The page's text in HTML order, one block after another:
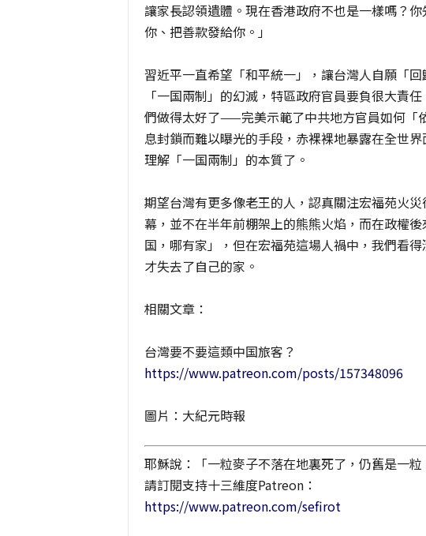
讓家長認領遺體。現在香港政府不也是一樣嗎？
你、把善款發給你。」
習近平一直希望「和平統一」，讓台灣人自願「
「一国兩制」的幻滅，特區政府官員要負很大責
們做得太好了——完美示範了中共地方官員如何「
息封鎖而難以曝光的手段，赤裸裸地暴露在全世
理解「一国兩制」的本質了。
期望台灣有更多像老王的人，認真關注宏福苑火
幕，並不在半年前棚架上的熊熊火焰，而在政權
国，哪有家」，但在宏福苑這場人禍中，我們看
才失去了自己的家。
相關文章：
台灣要不要這類中国旅客？
https://www.patreon.com/posts/157348096
圖片：大紀元時報
耶穌說：「一粒麥子不落在地裏死了，仍舊是一粒
請訂閱支持十三維度Patreon：
https://www.patreon.com/sefirot